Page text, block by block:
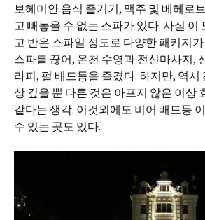
보헤미안 음식 즐기기, 맥주 및 베헤로
고 빼놓을 수 없는 스파가 있다. 사실 이
고 반은 스파일 정도로 다양한 패키지
스파를 끊어, 온천 수영과 전신마사지,
라피, 펄 배드등을 즐겼다. 하지만, 역시
상 깊을 뿐 다른 것은 아프지 않은 이상
같다는 생각. 이것외에도 비어 배드등
수 있는 곳도 있다.